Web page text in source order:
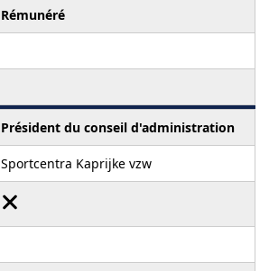
Rémunéré
Président du conseil d'administration
Sportcentra Kaprijke vzw